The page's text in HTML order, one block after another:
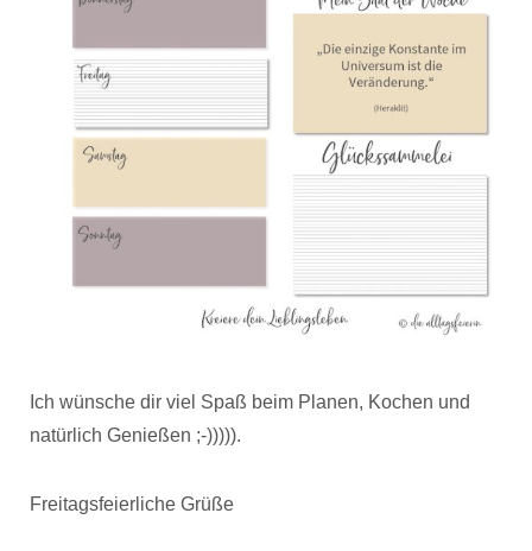
Ich wünsche dir viel Spaß beim Planen, Kochen und
natürlich Genießen ;-))))).
Freitagsfeierliche Grüße